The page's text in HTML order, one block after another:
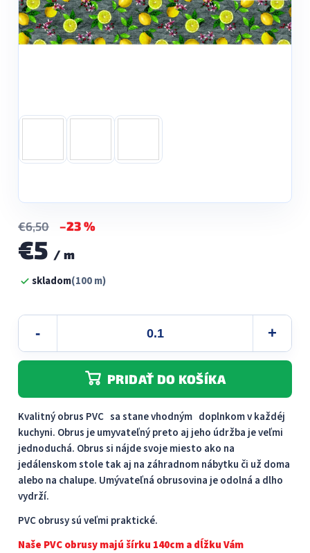
€6,50 –23 %
€5 / m
Jednotková
cena:skladom(100 m)
PRIDAŤ DO KOŠÍKA
Kvalitný obrus PVC sa stane vhodným doplnkom v každéj
kuchyni. Obrus je umyvateľný preto aj jeho údržba je veľmi
jednoduchá. Obrus ​​si nájde svoje miesto ako na
jedálenskom stole tak aj na záhradnom nábytku či už doma
alebo na chalupe. Umývateľná obrusovina je odolná a dlho
vydrží.
PVC obrusy sú veľmi praktické.
Naše PVC obrusy majú šírku 140cm a dĺžku Vám